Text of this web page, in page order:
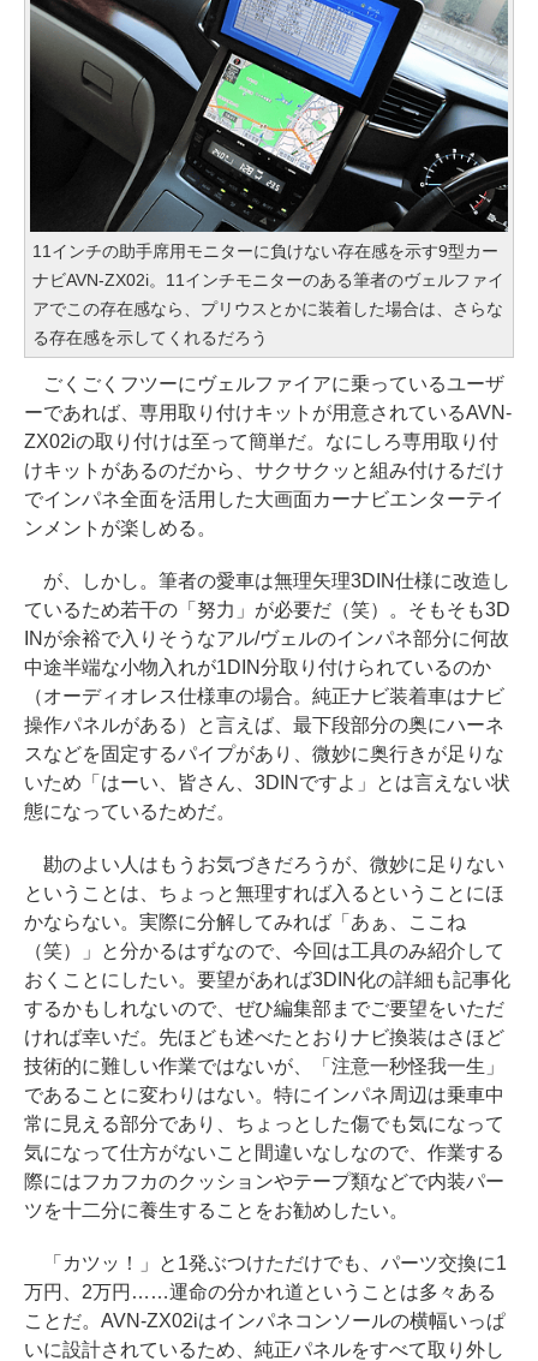
11インチの助手席用モニターに負けない存在感を示す9型カー
ナビAVN-ZX02i。11インチモニターのある筆者のヴェルファイ
アでこの存在感なら、プリウスとかに装着した場合は、さらな
る存在感を示してくれるだろう
ごくごくフツーにヴェルファイアに乗っているユーザ
ーであれば、専用取り付けキットが用意されているAVN-
ZX02iの取り付けは至って簡単だ。なにしろ専用取り付
けキットがあるのだから、サクサクッと組み付けるだけ
でインパネ全面を活用した大画面カーナビエンターテイ
ンメントが楽しめる。
が、しかし。筆者の愛車は無理矢理3DIN仕様に改造し
ているため若干の「努力」が必要だ（笑）。そもそも3D
INが余裕で入りそうなアル/ヴェルのインパネ部分に何故
中途半端な小物入れが1DIN分取り付けられているのか
（オーディオレス仕様車の場合。純正ナビ装着車はナビ
操作パネルがある）と言えば、最下段部分の奥にハーネ
スなどを固定するパイプがあり、微妙に奥行きが足りな
いため「はーい、皆さん、3DINですよ」とは言えない状
態になっているためだ。
勘のよい人はもうお気づきだろうが、微妙に足りない
ということは、ちょっと無理すれば入るということにほ
かならない。実際に分解してみれば「あぁ、ここね
（笑）」と分かるはずなので、今回は工具のみ紹介して
おくことにしたい。要望があれば3DIN化の詳細も記事化
するかもしれないので、ぜひ編集部までご要望をいただ
ければ幸いだ。先ほども述べたとおりナビ換装はさほど
技術的に難しい作業ではないが、「注意一秒怪我一生」
であることに変わりはない。特にインパネ周辺は乗車中
常に見える部分であり、ちょっとした傷でも気になって
気になって仕方がないこと間違いなしなので、作業する
際にはフカフカのクッションやテープ類などで内装パー
ツを十二分に養生することをお勧めしたい。
「カツッ！」と1発ぶつけただけでも、パーツ交換に1
万円、2万円……運命の分かれ道ということは多々ある
ことだ。AVN-ZX02iはインパネコンソールの横幅いっぱ
いに設計されているため、純正パネルをすべて取り外し